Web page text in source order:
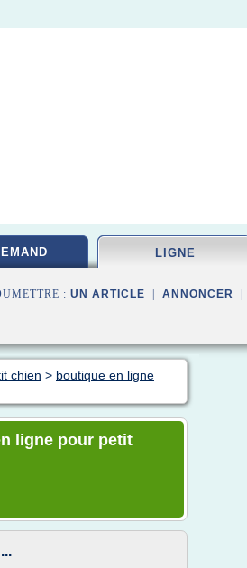
LIGNE
: UN ARTICLE ANNONCER
chien > boutique en ligne
ligne pour petit